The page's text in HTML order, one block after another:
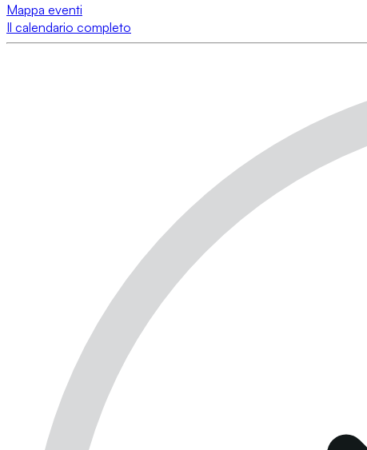
Mappa eventi
Il calendario completo